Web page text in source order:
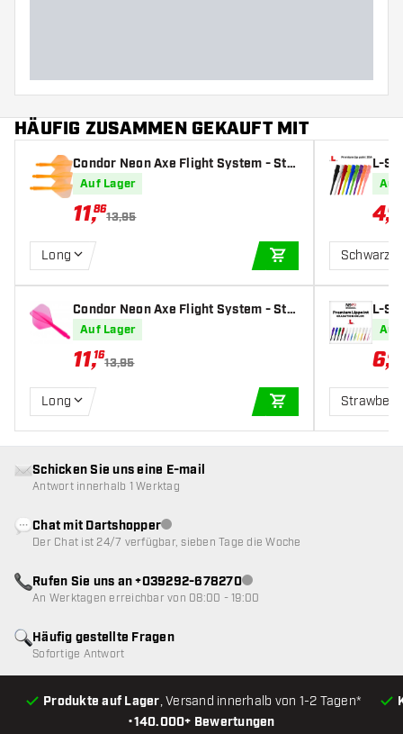
HÄUFIG ZUSAMMEN GEKAUFT MIT
Condor Neon Axe Flight System - Sta
ndard Orange - Dart Flights
Auf Lager
11,86
13,95
Long
IN DEN
Condor Neon Axe Flight System - Sta
ndard Pink - Dart Flights
Auf Lager
11,16
13,95
Long
IN DEN
L-
Auf
4,04
Schwarz
L-
Auf
6,88
•140.000+ Bewertungen
Produkte auf Lager, Versand innerhalb von 1-2 Tagen*
Häufig gestellte Fragen
Sofortige Antwort
Schicken Sie uns eine E-mail
Antwort innerhalb 1 Werktag
Chat mit DartshopperKundenservice nicht verfügbar
Der Chat ist 24/7 verfügbar, sieben Tage die Woche
Rufen Sie uns an +039292-678270Kundenservice nicht
An Werktagen erreichbar von 08:00 - 19:00